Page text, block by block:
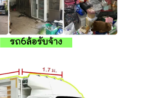
รถ6ล้อรับจ้าง